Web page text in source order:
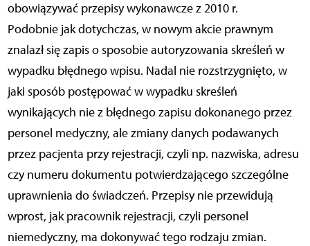
obowiązywać przepisy wykonawcze z 2010 r.
Podobnie jak dotychczas, w nowym akcie prawnym
znalazł się zapis o sposobie autoryzowania skreśleń w
wypadku błędnego wpisu. Nadal nie rozstrzygnięto, w
jaki sposób postępować w wypadku skreśleń
wynikających nie z błędnego zapisu dokonanego przez
personel medyczny, ale zmiany danych podawanych
przez pacjenta przy rejestracji, czyli np. nazwiska, adresu
czy numeru dokumentu potwierdzającego szczególne
uprawnienia do świadczeń. Przepisy nie przewidują
wprost, jak pracownik rejestracji, czyli personel
niemedyczny, ma dokonywać tego rodzaju zmian.